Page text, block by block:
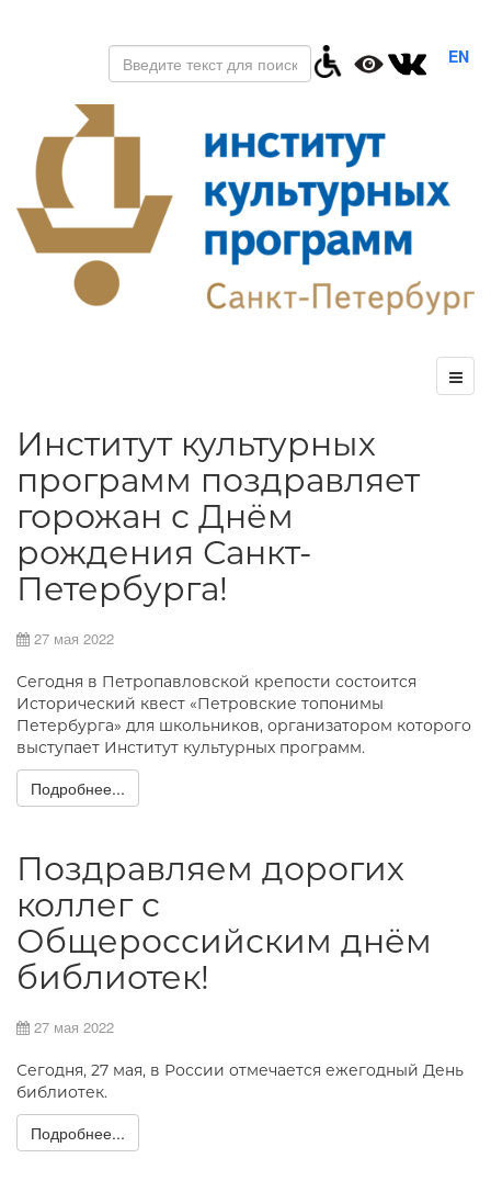
EN
Институт культурных
программ поздравляет
горожан с Днём
рождения Санкт-
Петербурга!
27 мая 2022
Сегодня в Петропавловской крепости состоится
Исторический квест «Петровские топонимы
Петербурга» для школьников, организатором которого
выступает Институт культурных программ.
Подробнее...
Поздравляем дорогих
коллег с
Общероссийским днём
библиотек!
27 мая 2022
Сегодня, 27 мая, в России отмечается ежегодный День
библиотек.
Подробнее...